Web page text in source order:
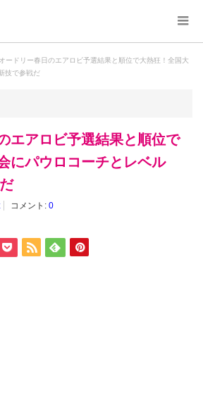
オードリー春日のエアロビ予選結果と順位で大熱狂！全国大
技で参戦だ
エアロビ予選結果と順位で
にパウロコーチとレベル
コメント: 0